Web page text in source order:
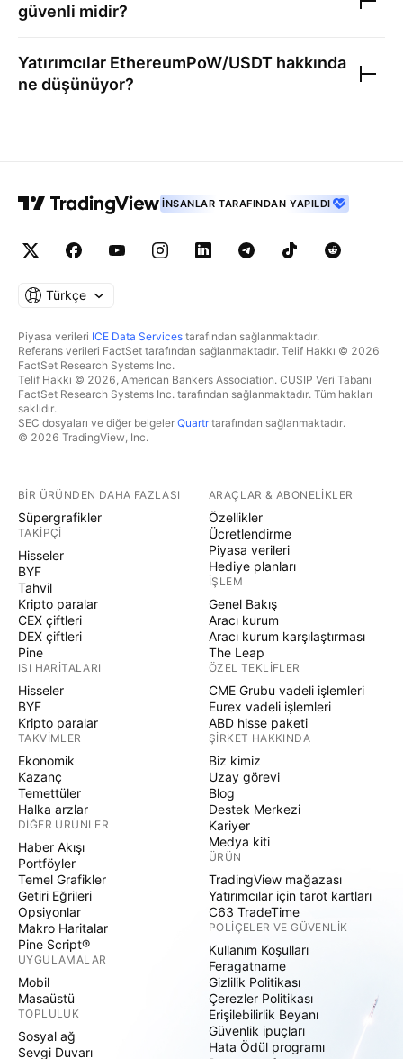
güvenli midir?
Yatırımcılar EthereumPoW/USDT hakkında
ne düşünüyor?
İNSANLAR TARAFINDAN YAPILDI
Türkçe
Piyasa verileri ICE Data Services tarafından sağlanmaktadır.
Referans verileri FactSet tarafından sağlanmaktadır. Telif Hakkı © 2026
FactSet Research Systems Inc.
Telif Hakkı © 2026, American Bankers Association. CUSIP Veri Tabanı
FactSet Research Systems Inc. tarafından sağlanmaktadır. Tüm hakları
saklıdır.
SEC dosyaları ve diğer belgeler Quartrtarafından sağlanmaktadır.
© 2026 TradingView, Inc.
BIR ÜRÜNDEN DAHA FAZLASI
Süpergrafikler
TAKIPÇI
Hisseler
BYF
Tahvil
Kripto paralar
CEX çiftleri
DEX çiftleri
Pine
ISI HARITALARI
Hisseler
BYF
Kripto paralar
TAKVIMLER
Ekonomik
Kazanç
Temettüler
Halka arzlar
DIĞER ÜRÜNLER
Haber Akışı
Portföyler
Temel Grafikler
Getiri Eğrileri
Opsiyonlar
Makro Haritalar
Pine Script®
UYGULAMALAR
Mobil
Masaüstü
TOPLULUK
Sosyal ağ
Sevgi Duvarı
ARAÇLAR & ABONELIKLER
Özellikler
Ücretlendirme
Piyasa verileri
Hediye planları
İŞLEM
Genel Bakış
Aracı kurum
Aracı kurum karşılaştırması
The Leap
ÖZEL TEKLIFLER
CME Grubu vadeli işlemleri
Eurex vadeli işlemleri
ABD hisse paketi
ŞIRKET HAKKINDA
Biz kimiz
Uzay görevi
Blog
Destek Merkezi
Kariyer
Medya kiti
ÜRÜN
TradingView mağazası
Yatırımcılar için tarot kartları
C63 TradeTime
POLIÇELER VE GÜVENLIK
Kullanım Koşulları
Feragatname
Gizlilik Politikası
Çerezler Politikası
Erişilebilirlik Beyanı
Güvenlik ipuçları
Hata Ödül programı